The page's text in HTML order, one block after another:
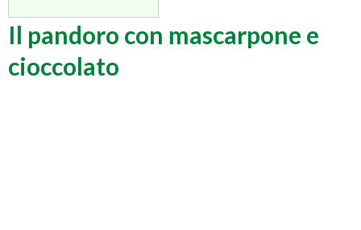
Il pandoro con mascarpone e
cioccolato